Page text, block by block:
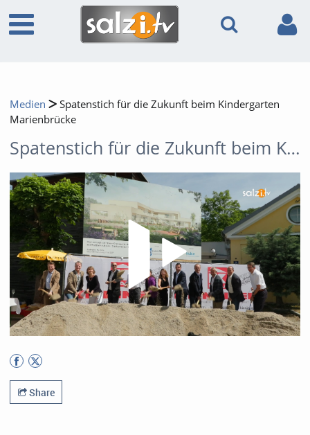
Medien
Spatenstich für die Zukunft beim Kindergarten
Marienbrücke
Spatenstich für die Zukunft beim Kindergarten Marienbrücke
Share